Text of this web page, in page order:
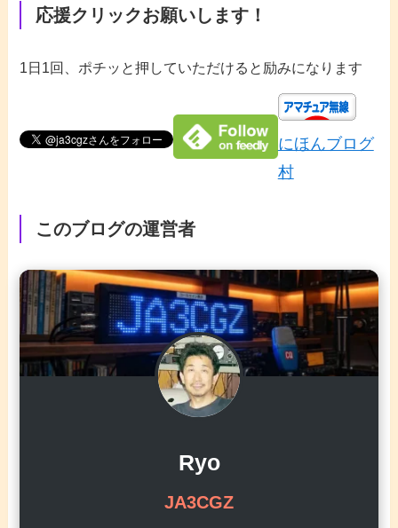
応援クリックお願いします！
1日1回、ポチッと押していただけると励みになります
にほんブログ
村
このブログの運営者
Ryo
JA3CGZ